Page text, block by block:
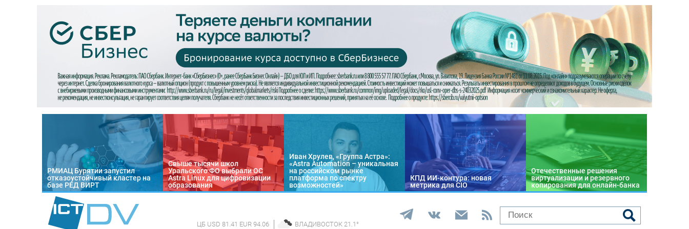
РМИАЦ Бурятии запустил
отказоустойчивый кластер на
базе РЕД ВИРТ
Свыше тысячи школ
Уральского ФО выбрали ОС
Astra Linux для цифровизации
образования
Иван Хрулев, «Группа Астра»:
«Astra Automation – уникальная
на российском рынке
платформа по спектру
возможностей»
КПД ИИ-контура: новая
метрика для CIO
Отечественные решения
виртуализации и резервного
копирования для онлайн-банка
ЦБ USD 81.41 EUR 94.06 ВЛАДИВОСТОК 21.1 °